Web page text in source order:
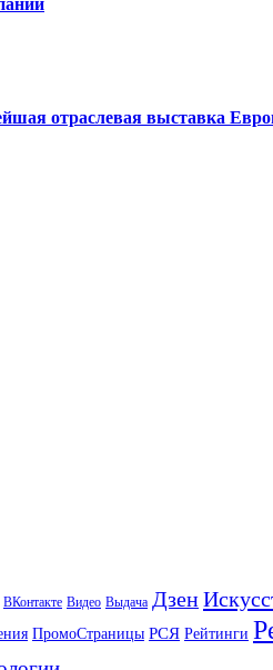
отраслевая выставка
ВКонтакте Видео Выдача Дзен
ПромоСтраницы РСЯ Рейтинги